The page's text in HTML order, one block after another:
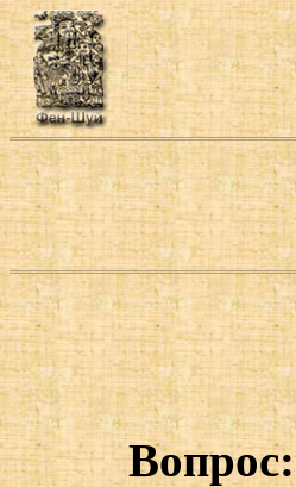
Вопрос: